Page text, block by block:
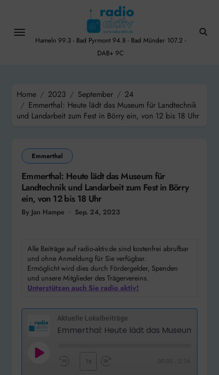
content
Hameln 99.3 - Bad Pyrmont 94.8 - Bad Münder 107.2 -
DAB+ 9C
Home 2023 September
24
Emmerthal: Heute lädt das Museum für Landtechnik
und Landarbeit zum Fest in Börry ein, von 12 bis 18 Uhr
Emmerthal
Emmerthal: Heute lädt das Museum für
Landtechnik und Landarbeit zum Fest in Börry
ein, von 12 bis 18 Uhr
By Jan Hampe Sep. 24, 2023
Alle Beiträge auf radio-aktiv.de sind kostenfrei abrufbar
und ohne Anmeldung für Sie verfügbar.
Ermöglicht wird dies durch Fördergelder, Spenden
und unsere Mitglieder des Trägervereins.
Unterstützen auch Sie radio aktiv!
Aktuelle Lokalbeiträge
Play
1x 2:16